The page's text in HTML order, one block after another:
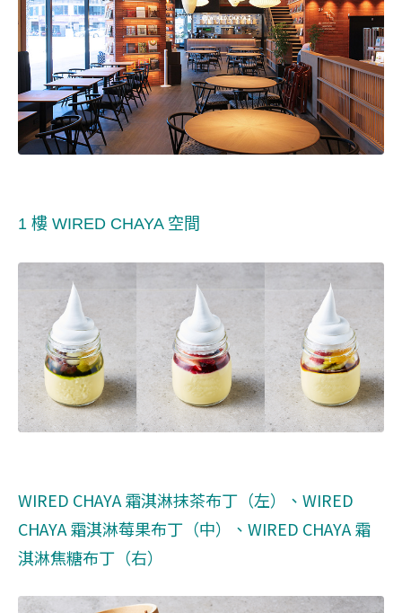
1 樓 WIRED CHAYA 空間
WIRED CHAYA 霜淇淋抹茶布丁（左）、WIRED
CHAYA 霜淇淋莓果布丁（中）、WIRED CHAYA 霜
淇淋焦糖布丁（右）